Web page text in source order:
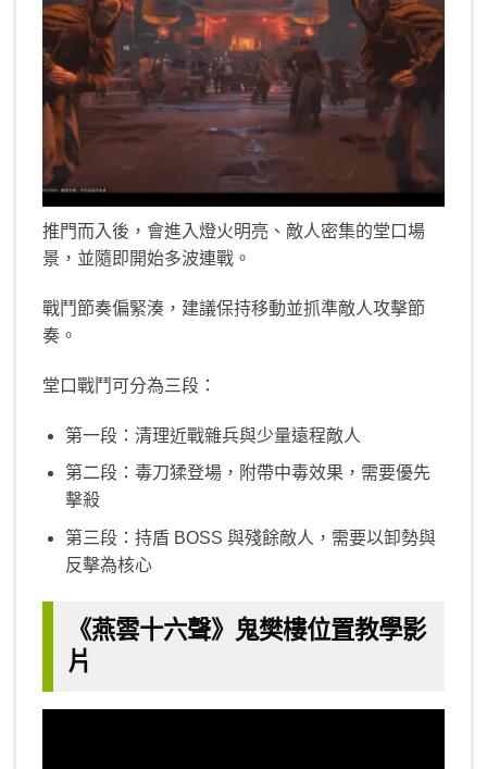
推門而入後，會進入燈火明亮、敵人密集的堂口場
景，並隨即開始多波連戰。
戰鬥節奏偏緊湊，建議保持移動並抓準敵人攻擊節
奏。
堂口戰鬥可分為三段：
第一段：清理近戰雜兵與少量遠程敵人
第二段：毒刀猱登場，附帶中毒效果，需要優先
擊殺
第三段：持盾 BOSS 與殘餘敵人，需要以卸勢與
反擊為核心
《燕雲十六聲》鬼樊樓位置教學影
片